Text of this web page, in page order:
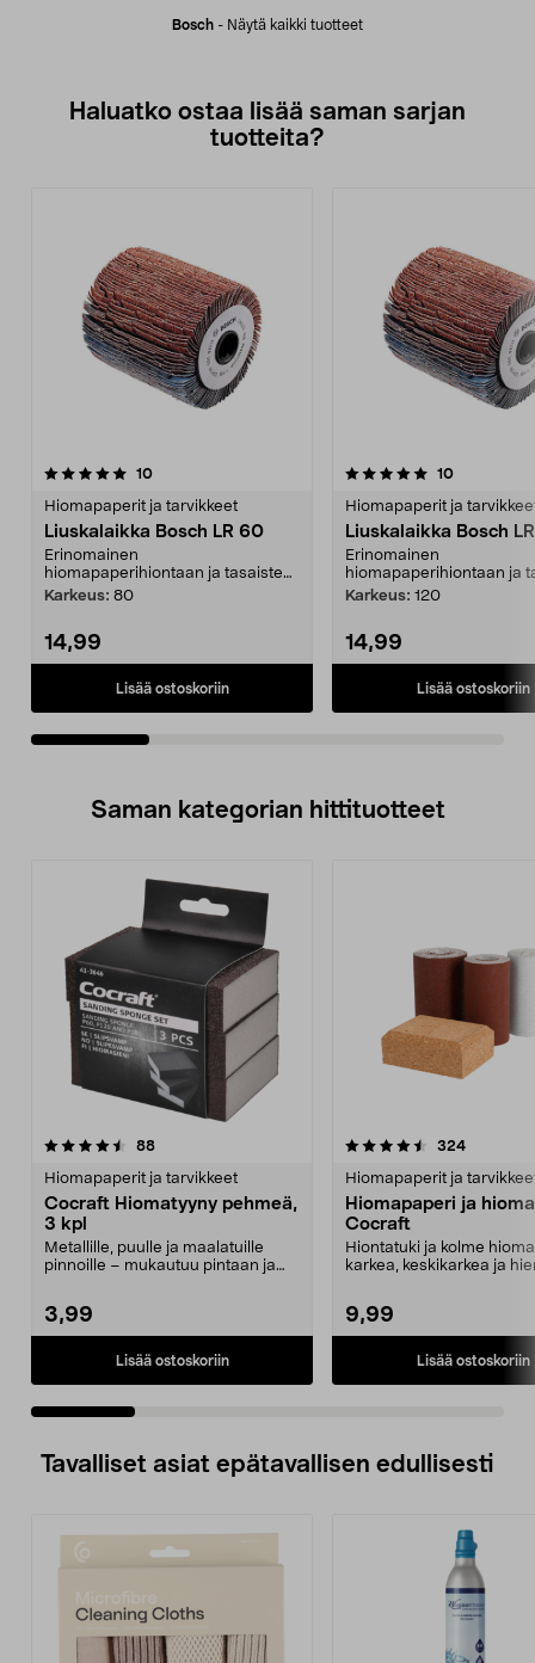
Bosch - Näytä kaikki tuotteet
Haluatko ostaa lisää saman sarjan
tuotteita?
10arvostelut
Hiomapaperit ja tarvikkeet
Liuskalaikka Bosch LR 60
Erinomainen
hiomapaperihiontaan ja tasaisten
...
Karkeus: 80
14,99
Lisää ostoskoriin
5.0viidestä
10arvostelut
Hiomapaperit ja
Liuskalaikka Bosch
Erinomainen
hiomapaperihiontaan ja
...
Karkeus: 120
14,99
Lisää ostoskoriin
5.0viidestä
Saman kategorian hittituotteet
88arvostelut
Hiomapaperit ja tarvikkeet
Cocraft Hiomatyyny pehmeä,
3 kpl
Metallille, puulle ja maalatuille
pinnoille – mukautuu pintaan ja
3,99
Lisää ostoskoriin
4.5 viidestä
324arvostelut
Hiomapaperit ja
Hiomapaperi ja
Cocraft
Hiontatuki ja kolme
karkea, keskikarkea ja
9,99
Lisää ostoskoriin
4.5 viidestä
Tavalliset asiat epätavallisen edullisesti